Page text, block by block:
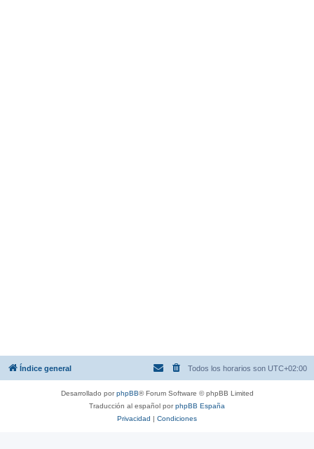
Índice general Todos los horarios son UTC+02:00
Desarrollado porphpBB® Forum Software © phpBB Limited
Traducción al español porphpBB España
Privacidad | Condiciones